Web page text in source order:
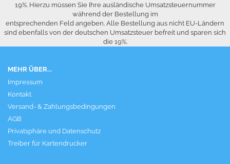
19%. Hierzu müssen Sie Ihre ausländische Umsatzsteuernummer
während der Bestellung im
entsprechenden Feld angeben. Alle Bestellung aus nicht EU-Ländern
sind ebenfalls von der deutschen Umsatzsteuer befreit und sparen sich
die 19%.
MEHR ÜBER...
Impressum
Kontakt
Versand- & Zahlungsbedingungen
AGB
Privatsphäre und Datenschutz
Treiber für Kartendrucker